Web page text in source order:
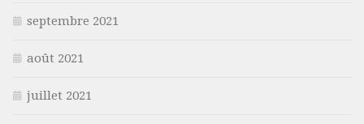
septembre 2021
août 2021
juillet 2021